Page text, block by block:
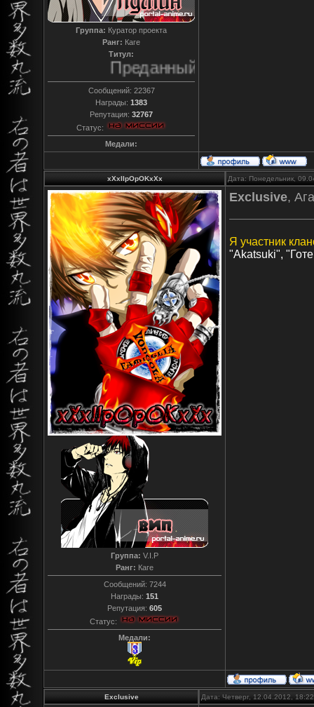
Группа: Куратор проекта
Ранг: Каге
Титул:
Преданный
Сообщений: 22367
Награды: 1383
Репутация: 32767
Статус:
Медали:
xXxIIpOpOKxXx Дата: Понедельник,
Группа: V.I.P
Ранг: Каге
Сообщений: 7244
Награды: 151
Репутация: 605
Статус:
Медали:
Exclusive,
Я участник
"Akatsuki",
Exclusive Дата: Четверг, 12.04.2012,